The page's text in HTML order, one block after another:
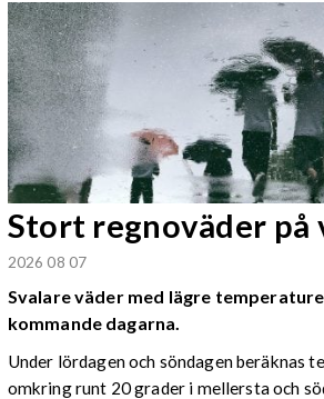
Stort regnoväder på
2026 08 07
Svalare väder med lägre
kommande dagarna.
Under lördagen och söndagen beräknas
omkring runt 20 grader i mellersta och